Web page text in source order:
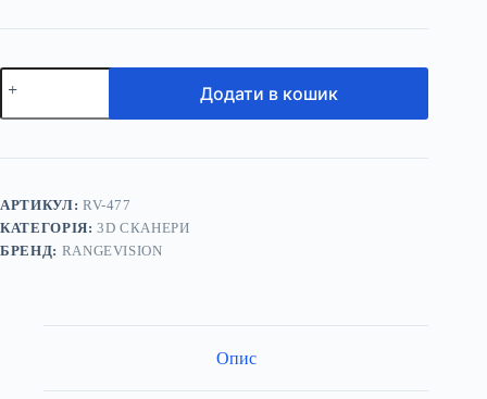
3D
сканер
Додати в кошик
АРТИКУЛ: RV-477
КАТЕГОРІЯ:3D СКАНЕРИ
БРЕНД: RANGEVISION
Опис